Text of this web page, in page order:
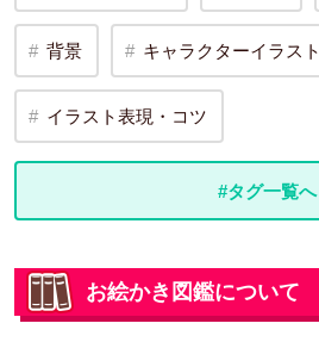
背景 キャラクターイラスト
イラスト表現・コツ
#タグ一覧へ
お絵かき図鑑について